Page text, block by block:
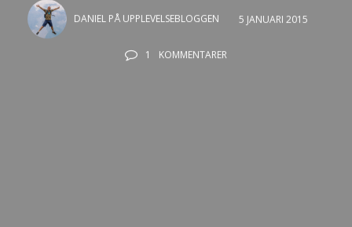
DANIEL PÅ UPPLEVELSEBLOGGEN 5 JANUARI 2015
1 KOMMENTARER